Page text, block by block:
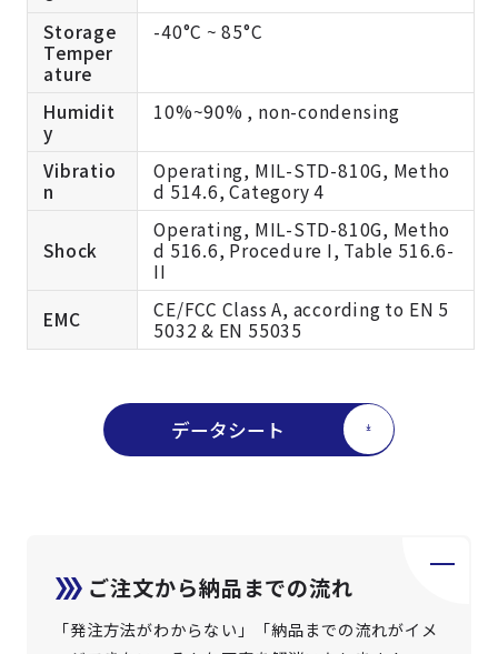
Storage
Temper
ature
-40°C ~ 85°C
Humidit
y
10%~90% , non-condensing
Vibratio
n
Operating, MIL-STD-810G, Metho
d 514.6, Category 4
Shock
Operating, MIL-STD-810G, Metho
d 516.6, Procedure I, Table 516.6-
II
EMC
CE/FCC Class A, according to EN 5
5032 & EN 55035
データシート
ご注文から納品までの流れ
「発注方法がわからない」「納品までの流れがイメ